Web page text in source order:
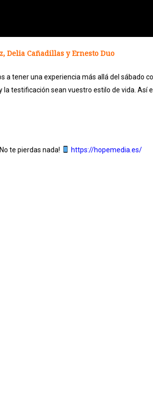
Delia Cañadillas y Ernesto Duo
a tener una experiencia más allá del sábado
la testificación sean vuestro estilo de vida. Así
te pierdas nada! https://hopemedia.es/